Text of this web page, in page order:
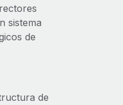
sistema
de
de